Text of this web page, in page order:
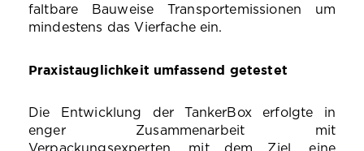
faltbare Bauweise Transportemissionen um
mindestens das Vierfache ein.
Praxistauglichkeit umfassend getestet
Die Entwicklung der TankerBox erfolgte in
enger Zusammenarbeit mit